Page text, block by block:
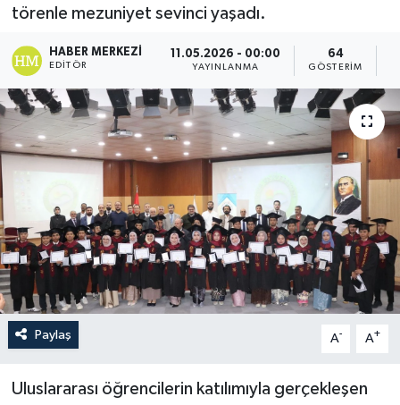
törenle mezuniyet sevinci yaşadı.
HABER MERKEZI
EDITÖR
11.05.2026 - 00:00
YAYINLANMA
64
GÖSTERIM
Paylaş A- A+
Uluslararası öğrencilerin katılımıyla gerçekleşen